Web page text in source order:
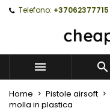
Telefono: +37062377715
 
Home Pistole airsoft
molla in plastica